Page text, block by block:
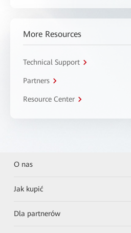
More Resources
Technical Support
Partners
Resource Center
O nas
Jak kupić
Dla partnerów